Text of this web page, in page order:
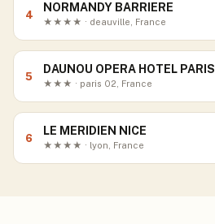
4
NORMANDY BARRIERE
★★★★ · deauville, France
5
DAUNOU OPERA HOTEL PARIS
★★★ · paris 02, France
6
LE MERIDIEN NICE
★★★★ · lyon, France